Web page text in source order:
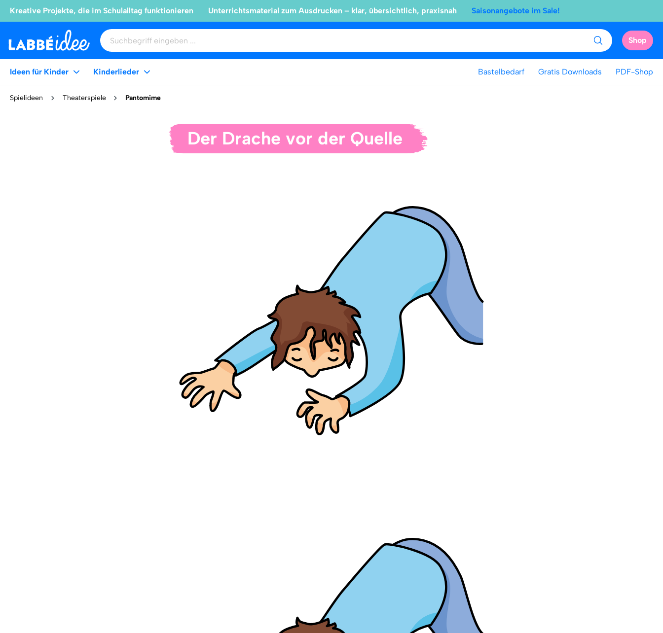
Kreative Projekte, die im Schulalltag funktionieren Unterrichtsmaterial zum Ausdrucken – klar, übersichtlich, praxisnah Saisonangebote im Sale!
Shop
Ideen für Kinder Kinderlieder Bastelbedarf Gratis Downloads PDF-Shop
Spielideen Theaterspiele Pantomime
Der Drache vor der Quelle